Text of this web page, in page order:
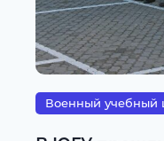
Военный учебный